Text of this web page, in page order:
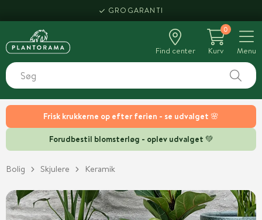
Frisk krukkerne op efter ferien - se udvalget 🌸
Forudbestil blomsterløg - oplev udvalget 💚
HENT SAMME DAG
Find center
0
Kurv
Menu
Bolig Skjulere Keramik